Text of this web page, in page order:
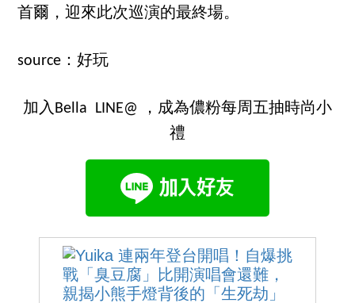
首爾，迎來此次巡演的最終場。
source：好玩
加入Bella LINE@ ，成為儂粉每周五抽時尚小
禮